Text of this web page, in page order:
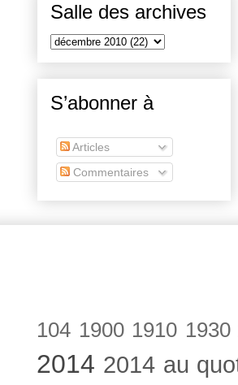
Salle des archives
S’abonner à
Articles
Commentaires
104 1900 1910 1930
2014 2014 au